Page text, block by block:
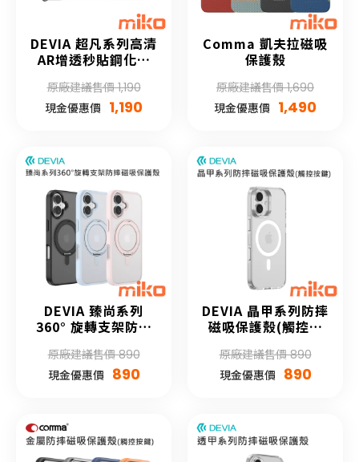
DEVIA 超凡系列高清
AR增透秒貼鋼化膜
原廠建議售價 1,190
現金優惠價 1,190
Comma 凱夫拉磁吸
保護殼
原廠建議售價 1,690
現金優惠價 1,490
DEVIA 臻尚系列
360° 旋轉支架防摔
原廠建議售價 890
現金優惠價 890
DEVIA 晶甲系列防摔
磁吸保護殼(觸控按
原廠建議售價 890
現金優惠價 890